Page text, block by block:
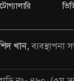
খান,ব্যবস্থাপনা